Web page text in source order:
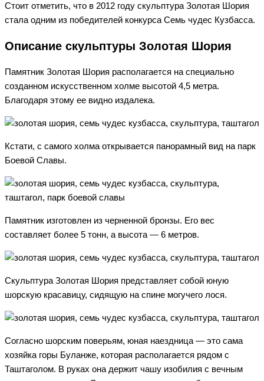
Стоит отметить, что в 2012 году скульптура Золотая Шория
стала одним из победителей конкурса Семь чудес Кузбасса.
Описание скульптуры Золотая Шория
Памятник Золотая Шория располагается на специально
созданном искусственном холме высотой 4,5 метра.
Благодаря этому ее видно издалека.
Кстати, с самого холма открывается панорамный вид на парк
Боевой Славы.
Памятник изготовлен из черненной бронзы. Его вес
составляет более 5 тонн, а высота — 6 метров.
Скульптура Золотая Шория представляет собой юную
шорскую красавицу, сидящую на спине могучего лося.
Согласно шорским поверьям, юная наездница — это сама
хозяйка горы Буланже, которая располагается рядом с
Таштаголом. В руках она держит чашу изобилия с вечным